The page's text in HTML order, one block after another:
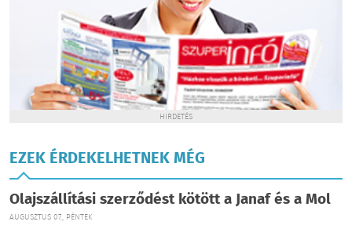
HIRDETÉS
EZEK ÉRDEKELHETNEK MÉG
Olajszállítási szerződést kötött a Janaf és a Mol
AUGUSZTUS 07., PÉNTEK